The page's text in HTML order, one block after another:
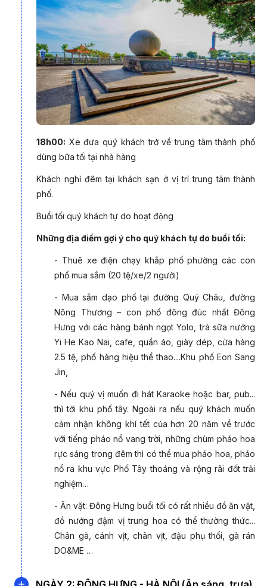
18h00: Xe đưa quý khách trở về trung tâm thành phố
dùng bữa tối tại nhà hàng
Khách nghỉ đêm tại khách sạn ở vị trí trung tâm thành
phố.
Buổi tối quý khách tự do hoạt động
Những địa điểm gợi ý cho quý khách tự do buổi tối:
- Thuê xe điện chạy khắp phố phường các con
phố mua sắm (20 tệ/xe/2 người)
- Mua sắm dạo phố tại đường Quý Châu, đường
Nông Thương – con phố đông đúc nhất Đông
Hưng với các hàng bánh ngọt Yolo, trà sữa nướng
Yi He Kao Nai, cafe, quần áo, giày dép, cửa hàng
2.5 tệ, phố hàng hiệu thể thao....Khu phố Eon Sang
Jin,
- Nếu quý vị muốn đi hát Karaoke hoặc bar, pub...
thì tới khu phố tây. Ngoài ra nếu quý khách muốn
cảm nhận không khí tết của hơn 20 năm về trước
với tiếng pháo nổ vang trời, những chùm pháo hoa
rực sáng trong đêm thì có thể mua pháo hoa, pháo
nổ ra khu vực Phố Tây thoáng và rộng rãi đốt trải
nghiệm…
- Ăn vặt: Đông Hưng buổi tối có rất nhiều đồ ăn vặt,
đồ nướng đậm vị trung hoa có thể thưởng thức...
Chân gà, cánh vịt, chân vịt, đậu phụ thối, gà rán
DO&ME …